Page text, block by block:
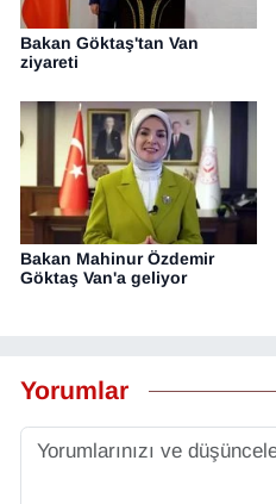
Bakan Göktaş'tan Van
ziyareti
Bakan Mahinur Özdemir
Göktaş Van'a geliyor
Yorumlar